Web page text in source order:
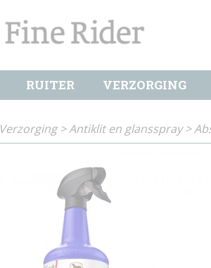
RUITER VERZORGING
Verzorging>Antiklit en glansspray>